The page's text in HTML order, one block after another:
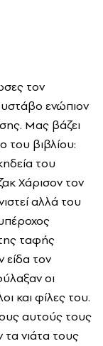
τον
ενώπιον
Μας βάζει
του βιβλίου:
του
Χάρισον τον
αλλά του
ταφής
είδα τον
οι
και φίλες του.
αυτούς τους
νιάτα τους